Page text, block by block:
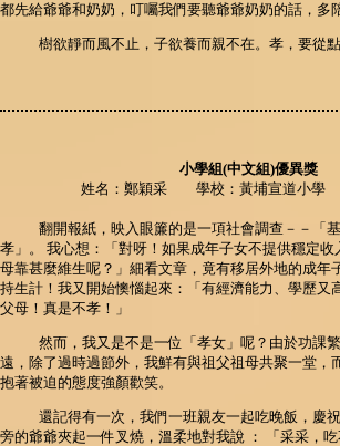
都先給爺爺和奶奶，叮囑我們要聽爺爺奶奶的話，多
樹欲靜而風不止，子欲養而親不在。孝，要從
小學組(中文組)優異獎
姓名：鄭穎采 學校：黃埔宣道小
翻開報紙，映入眼簾的是一項社會調查－－「
孝」。 我心想：「對呀！如果成年子女不提供穩定
母靠甚麼維生呢？」細看文章，竟有移居外地的成年
持生計！我又開始懊惱起來：「有經濟能力、學歷又
父母！真是不孝！」
然而，我又是不是一位「孝女」呢？由於功課
遠，除了過時過節外，我鮮有與祖父祖母共聚一堂，
抱著被迫的態度強顏歡笑。
還記得有一次，我們一班親友一起吃晚飯，慶
旁的爺爺夾起一件叉燒，溫柔地對我說 ： 「采采，